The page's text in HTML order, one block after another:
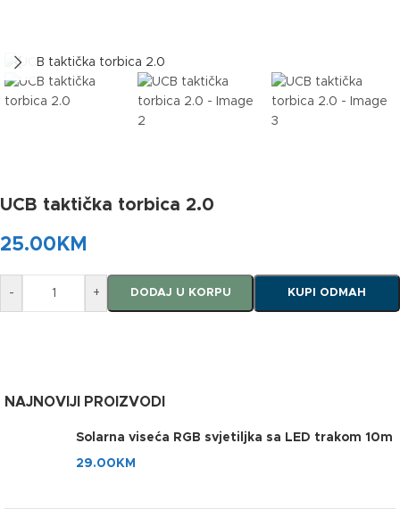
UCB taktička torbica 2.0
25.00 KM
- + DODAJ U KORPU KUPI ODMAH
NAJNOVIJI PROIZVODI
Solarna viseća RGB svjetiljka sa LED trakom 10m
29.00 KM